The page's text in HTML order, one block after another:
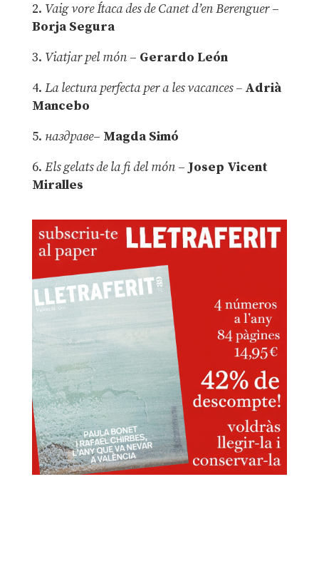
2. Vaig vore Ítaca des de Canet d’en Berenguer–
Borja Segura
3. Viatjar pel món – Gerardo León
4. La lectura perfecta per a les vacances –Adrià
Mancebo
5. наздраве– Magda Simó
6. Els gelats de la fi del món – Josep Vicent
Miralles